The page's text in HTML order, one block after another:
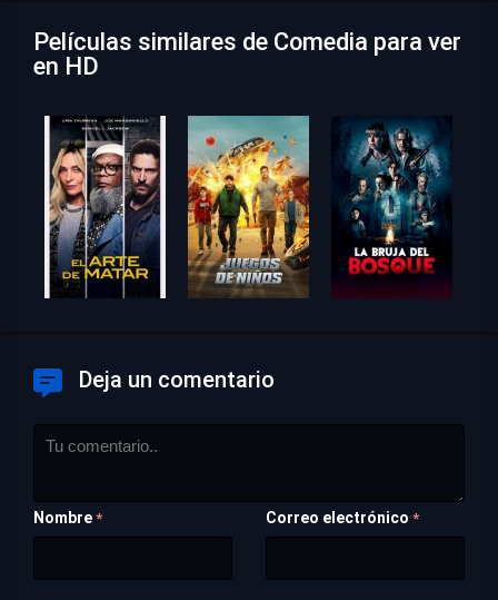
Películas similares de Comedia para ver
en HD
Deja un comentario
Nombre * Correo electrónico *